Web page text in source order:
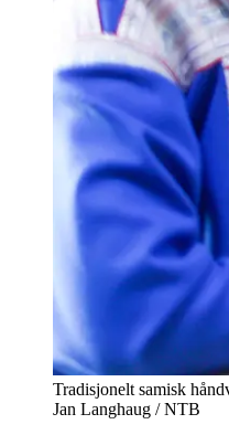
Tradisjonelt samisk
Jan Langhaug / NTB